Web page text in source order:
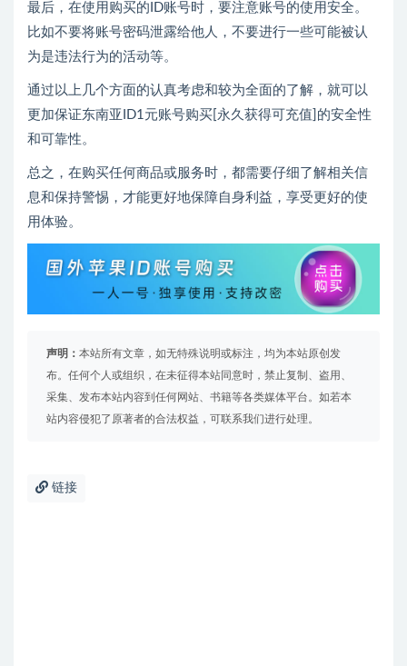
最后，在使用购买的ID账号时，要注意账号的使用安全。
比如不要将账号密码泄露给他人，不要进行一些可能被认
为是违法行为的活动等。
通过以上几个方面的认真考虑和较为全面的了解，就可以
更加保证东南亚ID1元账号购买[永久获得可充值]的安全性
和可靠性。
总之，在购买任何商品或服务时，都需要仔细了解相关信
息和保持警惕，才能更好地保障自身利益，享受更好的使
用体验。
声明： 本站所有文章，如无特殊说明或标注，均为本站原创发
布。任何个人或组织，在未征得本站同意时，禁止复制、盗用、
采集、发布本站内容到任何网站、书籍等各类媒体平台。如若本
站内容侵犯了原著者的合法权益，可联系我们进行处理。
链接